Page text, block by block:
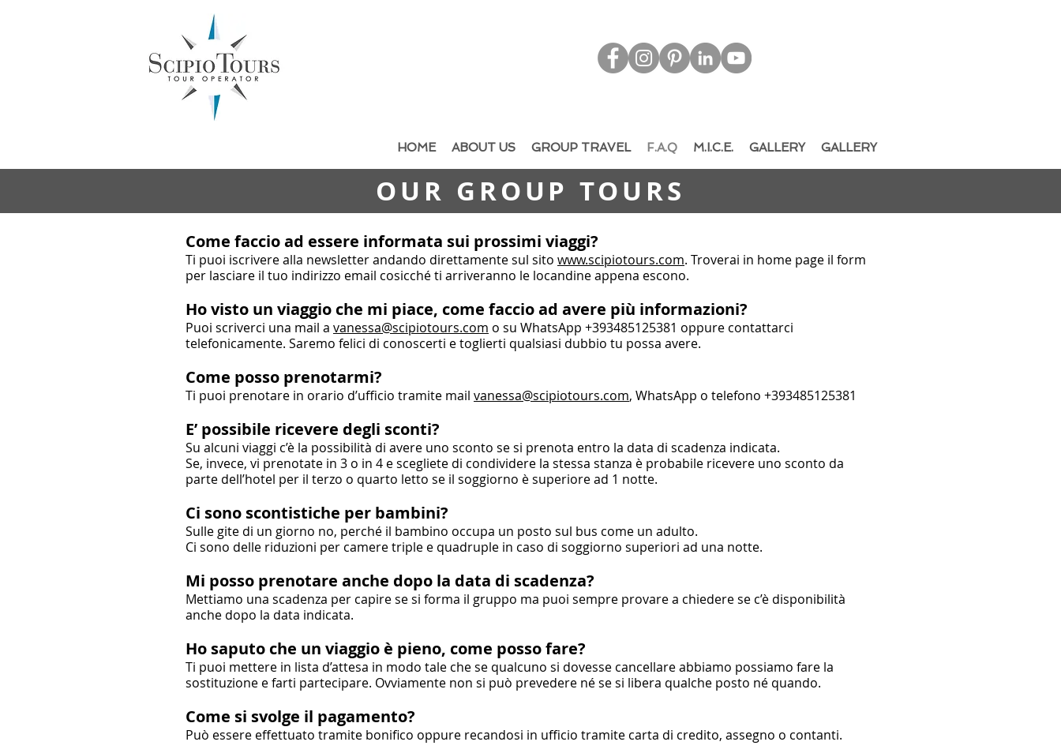
HOME ABOUT US GROUP TRAVEL F.A.Q M.I.C.E. GALLERY GALLERY
OUR GROUP TOURS
Come faccio ad essere informata sui prossimi viaggi?
Ti puoi iscrivere alla newsletter andando direttamente sul sito www.scipiotours.com. Troverai in home page il form
per lasciare il tuo indirizzo email cosicché ti arriveranno le locandine appena escono.
Ho visto un viaggio che mi piace, come faccio ad avere più informazioni?
Puoi scriverci una mail a vanessa@scipiotours.com o su WhatsApp +393485125381 oppure contattarci
telefonicamente. Saremo felici di conoscerti e toglierti qualsiasi dubbio tu possa avere.
Come posso prenotarmi?
Ti puoi prenotare in orario d’ufficio tramite mail vanessa@scipiotours.com, WhatsApp o telefono +393485125381
E’ possibile ricevere degli sconti?
Su alcuni viaggi c’è la possibilità di avere uno sconto se si prenota entro la data di scadenza indicata.
Se, invece, vi prenotate in 3 o in 4 e scegliete di condividere la stessa stanza è probabile ricevere uno sconto da
parte dell’hotel per il terzo o quarto letto se il soggiorno è superiore ad 1 notte.
Ci sono scontistiche per bambini?
Sulle gite di un giorno no, perché il bambino occupa un posto sul bus come un adulto.
Ci sono delle riduzioni per camere triple e quadruple in caso di soggiorno superiori ad una notte.
Mi posso prenotare anche dopo la data di scadenza?
Mettiamo una scadenza per capire se si forma il gruppo ma puoi sempre provare a chiedere se c’è disponibilità
anche dopo la data indicata.
Ho saputo che un viaggio è pieno, come posso fare?
Ti puoi mettere in lista d’attesa in modo tale che se qualcuno si dovesse cancellare abbiamo possiamo fare la
sostituzione e farti partecipare. Ovviamente non si può prevedere né se si libera qualche posto né quando.
Come si svolge il pagamento?
Può essere effettuato tramite bonifico oppure recandosi in ufficio tramite carta di credito, assegno o contanti.